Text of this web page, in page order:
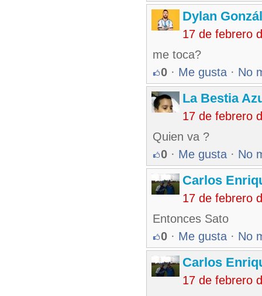
Dylan
17 de febrero
me toca?
0 · Me gusta · No
La Bestia
17 de febrero
Quien va ?
0 · Me gusta · No
Carlos
17 de febrero
Entonces Sato
0 · Me gusta · No
Carlos
17 de febrero